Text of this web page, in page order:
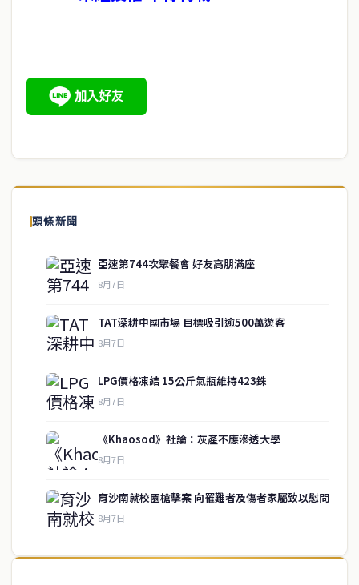
頭條新聞
亞速第744次聚餐會 好友高朋滿座
8月7日
TAT深耕中國市場 目標吸引逾500萬遊客
8月7日
LPG價格凍結 15公斤氣瓶維持423銖
8月7日
《Khaosod》社論：灰產不應滲透大學
8月7日
育沙南就校園槍擊案 向罹難者及傷者家屬致以慰問
8月7日
關於我們
泰國中文新聞（TCN）是一家總部設於曼谷的中文新聞媒體，致力於
service@thaichinesenews.com